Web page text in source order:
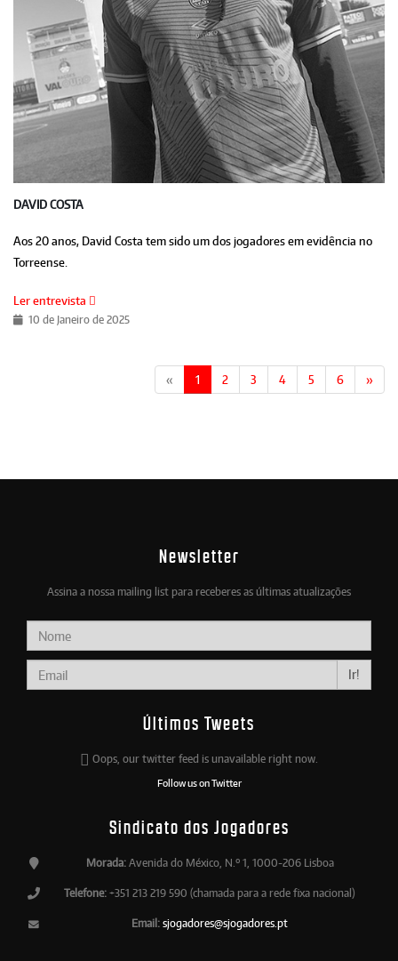
DAVID COSTA
Aos 20 anos, David Costa tem sido um dos jogadores em evidência no
Torreense.
Ler entrevista
10 de Janeiro de 2025
« 1 2 3 4 5 6 »
Newsletter
Assina a nossa mailing list para receberes as últimas atualizações
Ir!
Últimos Tweets
Oops, our twitter feed is unavailable right now.
Follow us on Twitter
Sindicato dos Jogadores
Morada:Avenida do México, N.º 1, 1000-206 Lisboa
Telefone: +351 213 219 590 (chamada para a rede fixa nacional)
Email: sjogadores@sjogadores.pt